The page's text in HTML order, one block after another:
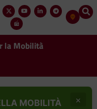
la Mobilità
MOBILITÀ
×